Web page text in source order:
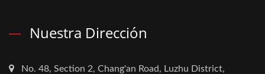
Nuestra Dirección
No. 48, Section 2, Chang'an Road, Luzhu District,